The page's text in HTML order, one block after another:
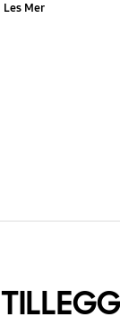
Les Mer